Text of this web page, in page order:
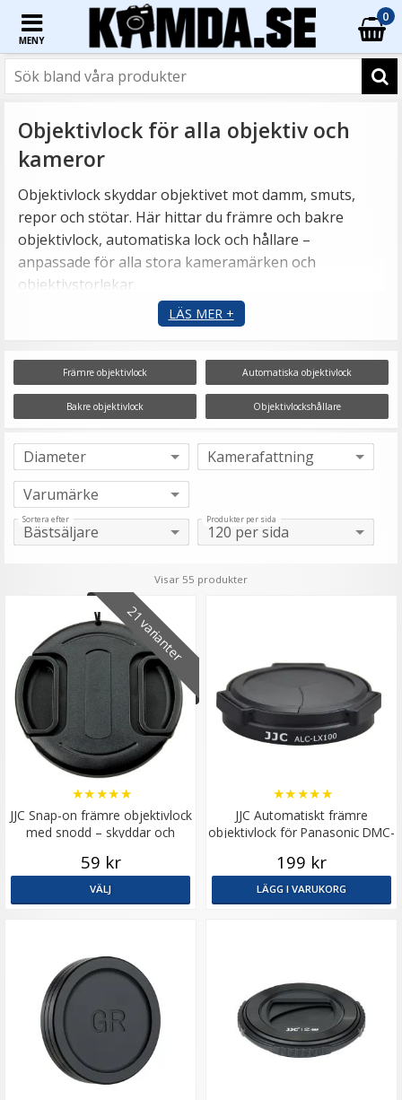
MENY
0
Objektivlock för alla objektiv och
kameror
Objektivlock skyddar objektivet mot damm, smuts,
repor och stötar. Här hittar du främre och bakre
objektivlock, automatiska lock och hållare –
anpassade för alla stora kameramärken och
objektivstorlekar.
LÄS MER +
Främre objektivlock Automatiska objektivlock
Bakre objektivlock Objektivlockshållare
Sortera efter Produkter per sida
Visar 55 produkter
21 varianter
JJC Snap-on främre objektivlock
med snodd – skyddar och
★★★★★
59 kr
VÄLJ
JJC Automatiskt främre
objektivlock för Panasonic DMC-
★★★★★
199 kr
LÄGG I VARUKORG